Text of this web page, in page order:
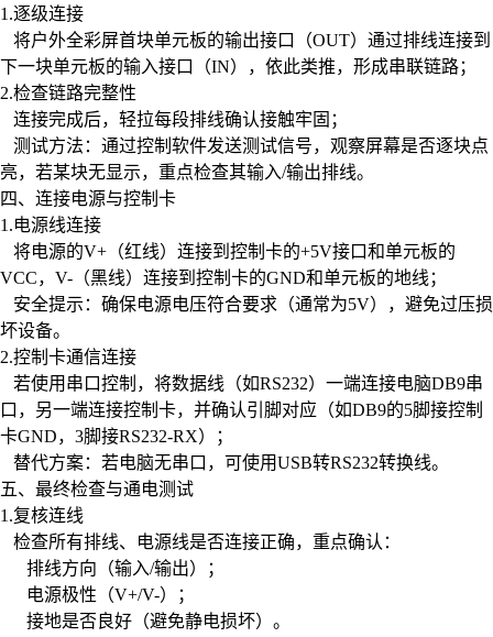
‌1.逐级连接‌
将户外全彩屏首块单元板的‌输出接口（OUT）‌通过排线连接到
下一块单元板的输入接口（IN），依此类推，形成串联链路；
‌2.检查链路完整性‌
连接完成后，轻拉每段排线确认接触牢固；
‌ 测试方法‌：通过控制软件发送测试信号，观察屏幕是否逐块点
亮，若某块无显示，重点检查其输入/输出排线。
‌四、连接电源与控制卡‌
‌1.电源线连接‌
将电源的V+（红线）连接到控制卡的+5V接口和单元板的
VCC，V-（黑线）连接到控制卡的GND和单元板的地线；
‌ 安全提示‌：确保电源电压符合要求（通常为5V），避免过压损
坏设备。
‌2.控制卡通信连接‌
若使用串口控制，将数据线（如RS232）一端连接电脑DB9串
口，另一端连接控制卡，并确认引脚对应（如DB9的5脚接控制
卡GND，3脚接RS232-RX）；
‌ 替代方案‌：若电脑无串口，可使用USB转RS232转换线。
‌五、最终检查与通电测试‌
‌1.复核连线‌
检查所有排线、电源线是否连接正确，重点确认：
排线方向（输入/输出）；
电源极性（V+/V-）；
接地是否良好（避免静电损坏）。